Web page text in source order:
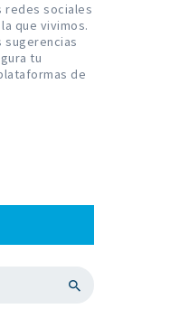
redes sociales
que vivimos.
sugerencias
tu
de